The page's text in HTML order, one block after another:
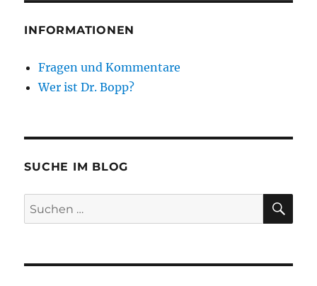
INFORMATIONEN
Fragen und Kommentare
Wer ist Dr. Bopp?
SUCHE IM BLOG
Suchen
nach: